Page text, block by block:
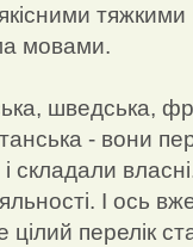
мовами.
шведська,
- вони
складали
І ось
перелік